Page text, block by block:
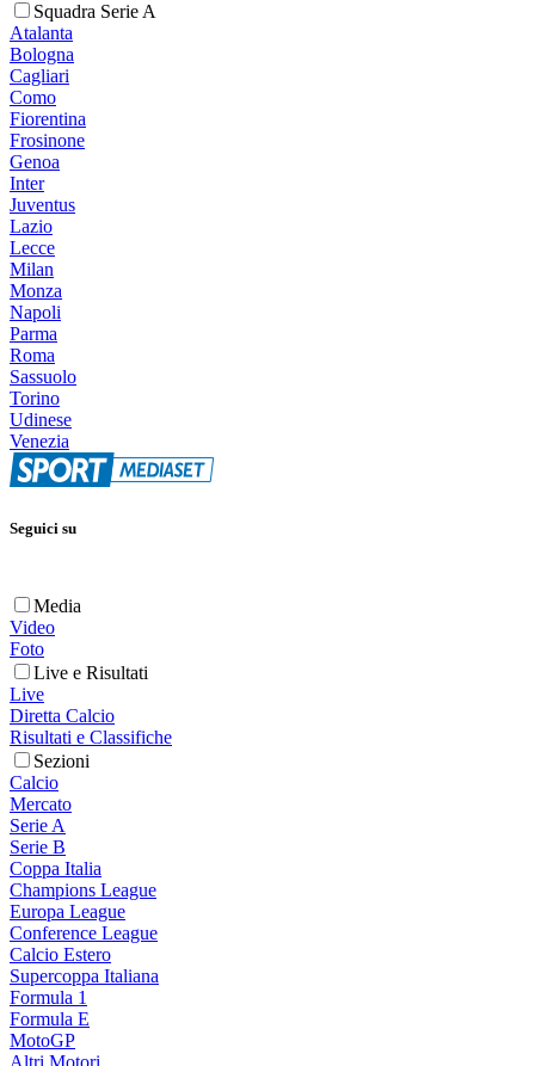
Squadra Serie A
Atalanta
Bologna
Cagliari
Como
Fiorentina
Frosinone
Genoa
Inter
Juventus
Lazio
Lecce
Milan
Monza
Napoli
Parma
Roma
Sassuolo
Torino
Udinese
Venezia
Seguici su
Media
Video
Foto
Live e Risultati
Live
Diretta Calcio
Risultati e Classifiche
Sezioni
Calcio
Mercato
Serie A
Serie B
Coppa Italia
Champions League
Europa League
Conference League
Calcio Estero
Supercoppa Italiana
Formula 1
Formula E
MotoGP
Altri Motori